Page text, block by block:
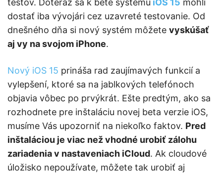
testov. Doteraz sa k bete systému iOS 15 mohli
dostať iba vývojári cez uzavreté testovanie. Od
dnešného dňa si nový systém môžete vyskúšať
aj vy na svojom iPhone.
Nový iOS 15 prináša rad zaujímavých funkcií a
vylepšení, ktoré sa na jablkových telefónoch
objavia vôbec po prvýkrát. Ešte predtým, ako sa
rozhodnete pre inštaláciu novej beta verzie iOS,
musíme Vás upozorniť na niekoľko faktov. Pred
inštaláciou je viac než vhodné urobiť zálohu
zariadenia v nastaveniach iCloud. Ak cloudové
úložisko nepoužívate, môžete tak urobiť aj